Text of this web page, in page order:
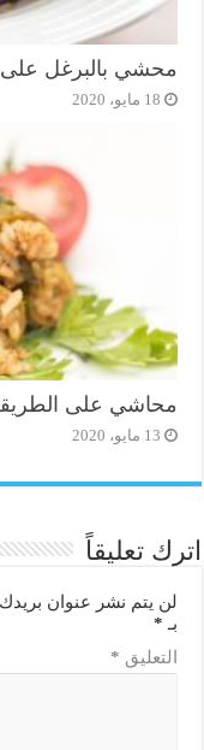
محشي بالبرغل على
18 مايو، 2020
محاشي على الطريقة
13 مايو، 2020
اترك تعليقاً
لن يتم نشر عنوان بريدك
بـ *
التعليق *